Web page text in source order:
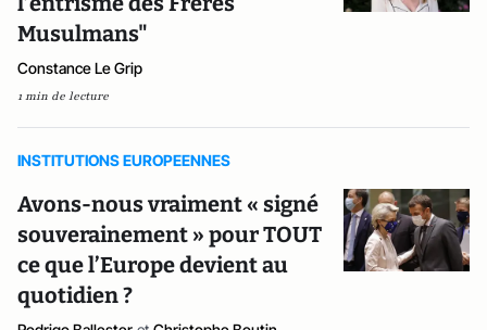
Musulmans"
Constance Le Grip
1 min de lecture
INSTITUTIONS EUROPEENNES
Avons-nous vraiment « signé
souverainement » pour TOUT
ce que l’Europe devient au
quotidien ?